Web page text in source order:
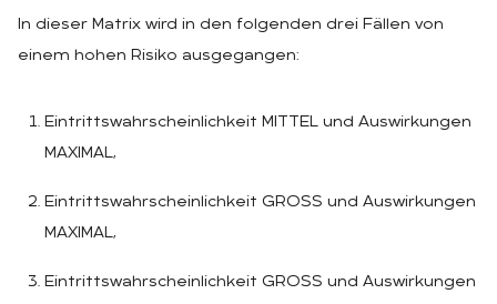
In dieser Matrix wird in den folgenden drei Fällen von
einem hohen Risiko ausgegangen:
Eintrittswahrscheinlichkeit MITTEL und Auswirkungen
MAXIMAL,
Eintrittswahrscheinlichkeit GROSS und Auswirkungen
MAXIMAL,
Eintrittswahrscheinlichkeit GROSS und Auswirkungen